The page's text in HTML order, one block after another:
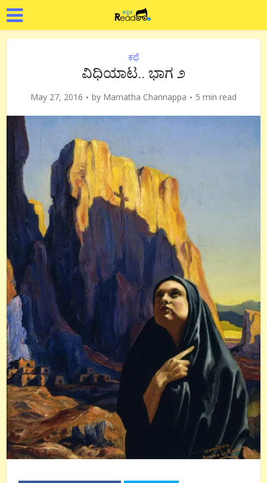
ಕಥೆ
ವಿಧಿಯಾಟ.. ಭಾಗ ೨
May 27, 2016 by Mamatha Channappa 5 min read